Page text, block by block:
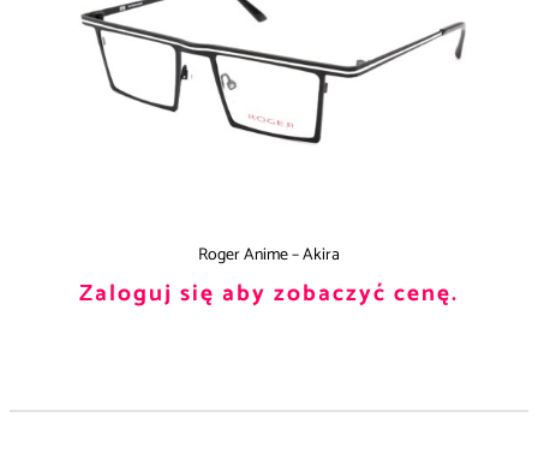
Roger Anime – Akira
Zaloguj się aby zobaczyć cenę.